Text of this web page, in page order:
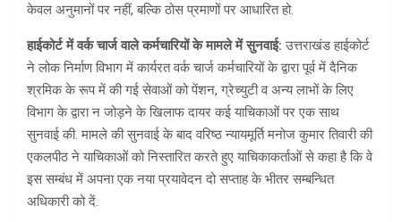
केवल अनुमानों पर नहीं, बल्कि ठोस प्रमाणों पर आधारित हो.
हाईकोर्ट में वर्क चार्ज वाले कर्मचारियों के मामले में सुनवाई:उत्तराखंड हाईकोर्ट
ने लोक निर्माण विभाग में कार्यरत वर्क चार्ज कर्मचारियों के द्वारा पूर्व में दैनिक
श्रमिक के रूप में की गई सेवाओं को पेंशन, ग्रेच्युटी व अन्य लाभों के लिए
विभाग के द्वारा न जोड़ने के खिलाफ दायर कई याचिकाओं पर एक साथ
सुनवाई की. मामले की सुनवाई के बाद वरिष्ठ न्यायमूर्ति मनोज कुमार तिवारी की
एकलपीठ ने याचिकाओं को निस्तारित करते हुए याचिकाकर्ताओं से कहा है कि वे
इस सम्बंध में अपना एक नया प्रयावेदन दो सप्ताह के भीतर सम्बन्धित
अधिकारी को दें.